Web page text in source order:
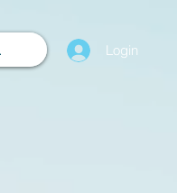
Login